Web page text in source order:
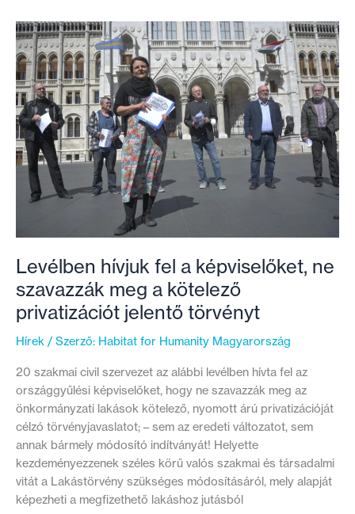
otthonukban
aludhattak
Levélben hívjuk fel a képviselőket, ne
szavazzák meg a kötelező
privatizációt jelentő törvényt
Hírek / Szerző: Habitat for Humanity Magyarország
20 szakmai civil szervezet az alábbi levélben hívta fel az
országgyűlési képviselőket, hogy ne szavazzák meg az
önkormányzati lakások kötelező, nyomott árú privatizációját
célzó törvényjavaslatot; – sem az eredeti változatot, sem
annak bármely módosító indítványát! Helyette
kezdeményezzenek széles körű valós szakmai és társadalmi
vitát a Lakástörvény szükséges módosításáról, mely alapját
képezheti a megfizethető lakáshoz jutásból